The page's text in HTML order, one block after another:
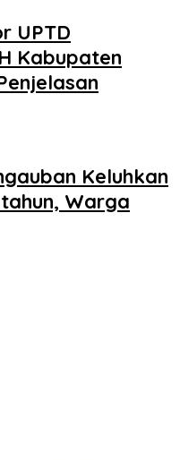
UPTD
Kabupaten
Keluhkan
Warga